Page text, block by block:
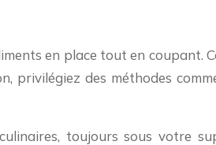
en place tout en coupant.
privilégiez des méthodes
toujours sous votre